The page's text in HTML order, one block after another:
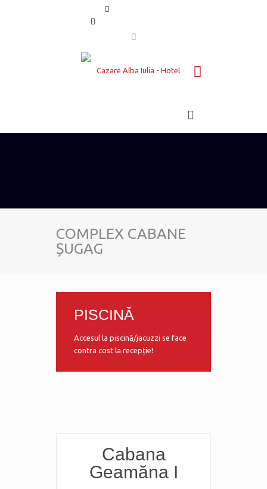
COMPLEX CABANE
ȘUGAG
PISCINĂ
Accesul la piscină/jacuzzi se face
contra cost la recepție!
Cabana
Geamăna I